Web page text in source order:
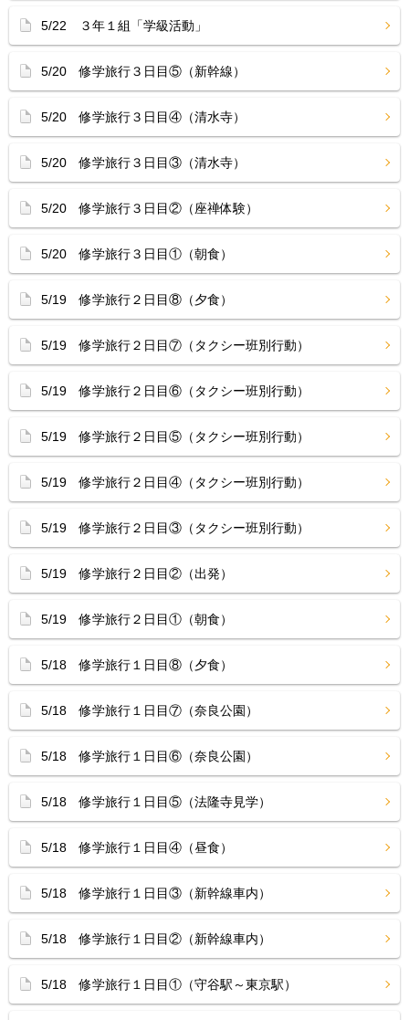
5/22 ３年１組「学級活動」
5/20 修学旅行３日目⑤（新幹線）
5/20 修学旅行３日目④（清水寺）
5/20 修学旅行３日目③（清水寺）
5/20 修学旅行３日目②（座禅体験）
5/20 修学旅行３日目①（朝食）
5/19 修学旅行２日目⑧（夕食）
5/19 修学旅行２日目⑦（タクシー班別行動）
5/19 修学旅行２日目⑥（タクシー班別行動）
5/19 修学旅行２日目⑤（タクシー班別行動）
5/19 修学旅行２日目④（タクシー班別行動）
5/19 修学旅行２日目③（タクシー班別行動）
5/19 修学旅行２日目②（出発）
5/19 修学旅行２日目①（朝食）
5/18 修学旅行１日目⑧（夕食）
5/18 修学旅行１日目⑦（奈良公園）
5/18 修学旅行１日目⑥（奈良公園）
5/18 修学旅行１日目⑤（法隆寺見学）
5/18 修学旅行１日目④（昼食）
5/18 修学旅行１日目③（新幹線車内）
5/18 修学旅行１日目②（新幹線車内）
5/18 修学旅行１日目①（守谷駅～東京駅）